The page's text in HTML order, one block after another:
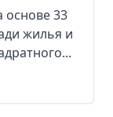
основе 33
жилья и